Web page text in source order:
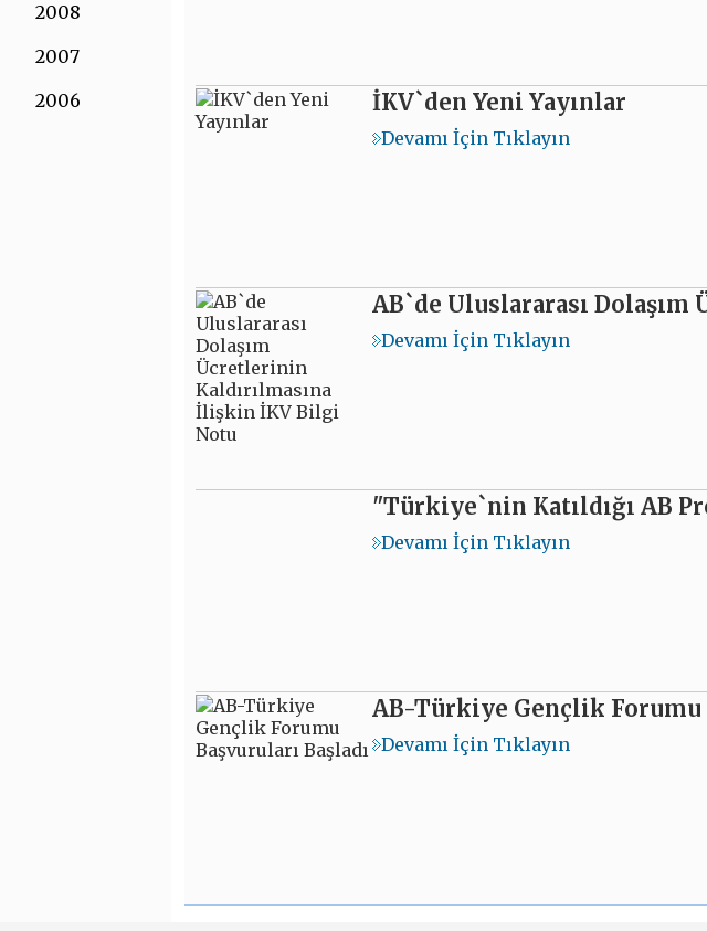
2008
2007
2006
İKV`den Yeni Yayınlar
Devamı İçin Tıklayın
AB`de Uluslararası
Devamı İçin Tıklayın
"Türkiye`nin Katıldığı AB
Devamı İçin Tıklayın
AB-Türkiye Gençlik Forumu
Devamı İçin Tıklayın